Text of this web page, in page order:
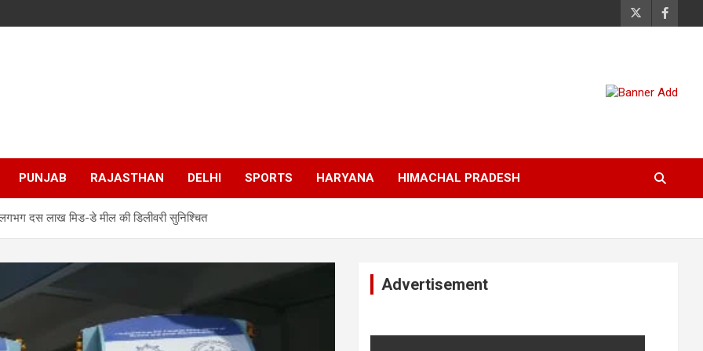
PUNJAB RAJASTHAN DELHI SPORTS HARYANA HIMACHAL PRADESH
दस लाख मिड-डे मील की डिलीवरी सुनिश्चित
Advertisement